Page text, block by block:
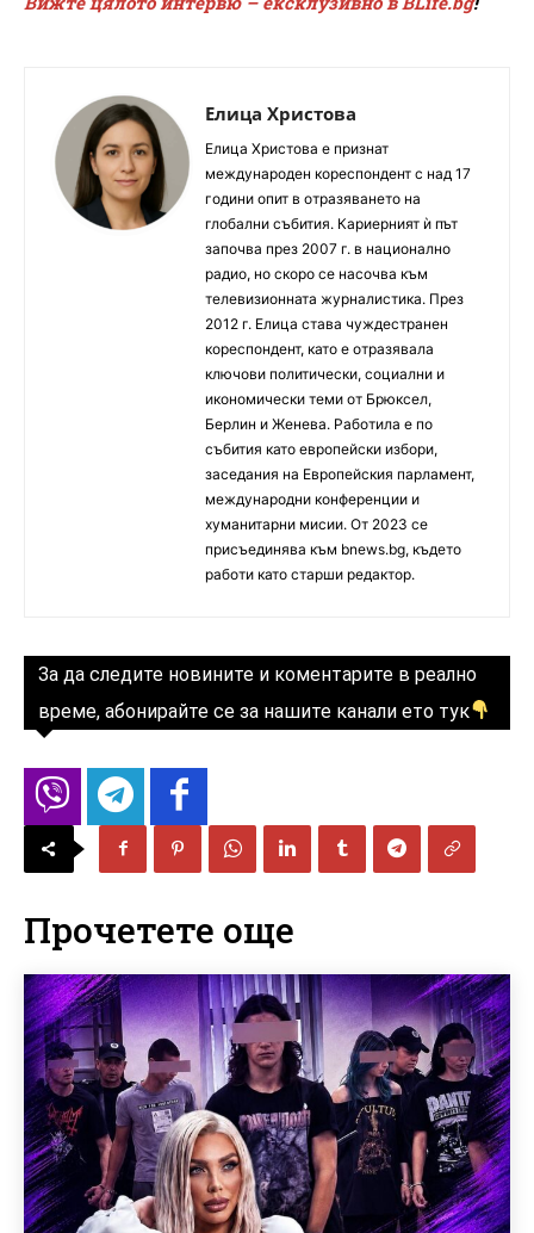
Елица Христова
Елица Христова е признат
международен кореспондент с над 17
години опит в отразяването на
глобални събития. Кариерният ѝ път
започва през 2007 г. в национално
радио, но скоро се насочва към
телевизионната журналистика. През
2012 г. Елица става чуждестранен
кореспондент, като е отразявала
ключови политически, социални и
икономически теми от Брюксел,
Берлин и Женева. Работила е по
събития като европейски избори,
заседания на Европейския парламент,
международни конференции и
хуманитарни мисии. От 2023 се
присъединява към bnews.bg, където
работи като старши редактор.
За да следите новините и коментарите в реално
време, абонирайте се за нашите канали ето тук
Прочетете още